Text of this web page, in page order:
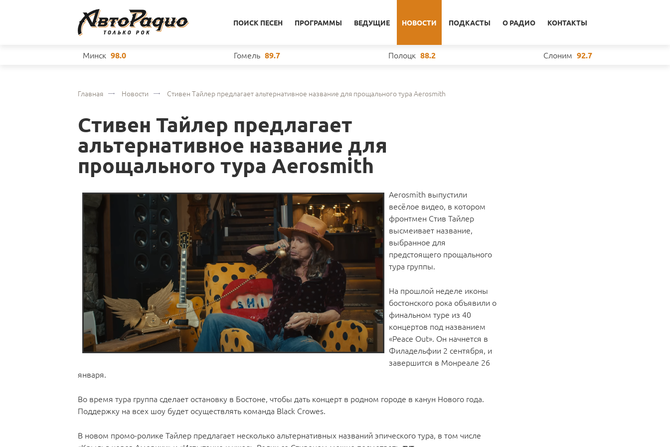
ПОИСК ПЕСЕН ПРОГРАММЫ ВЕДУЩИЕ НОВОСТИ ПОДКАСТЫ О РАДИО КОНТАКТЫ
Минск 98.0 Гомель 89.7 Полоцк 88.2 Слоним 92.7
Главная Новости Стивен Тайлер предлагает альтернативное название для прощального тура Aerosmith
Стивен Тайлер предлагает
альтернативное название для
прощального тура Aerosmith
Aerosmith выпустили
весёлое видео, в котором
фронтмен Стив Тайлер
высмеивает название,
выбранное для
предстоящего прощального
тура группы.
На прошлой неделе иконы
бостонского рока объявили о
финальном туре из 40
концертов под названием
«Peace Out». Он начнется в
Филадельфии 2 сентября, и
завершится в Монреале 26
января.
Во время тура группа сделает остановку в Бостоне, чтобы дать концерт в родном городе в канун Нового года.
Поддержку на всех шоу будет осуществлять команда Black Crowes.
В новом промо-ролике Тайлер предлагает несколько альтернативных названий эпического тура, в том числе